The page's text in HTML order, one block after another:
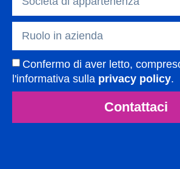
Confermo di aver letto,
l'informativa sulla privacy policy.
Contattaci